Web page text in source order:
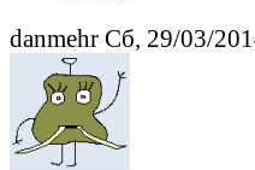
danmehr Сб, 29/03/